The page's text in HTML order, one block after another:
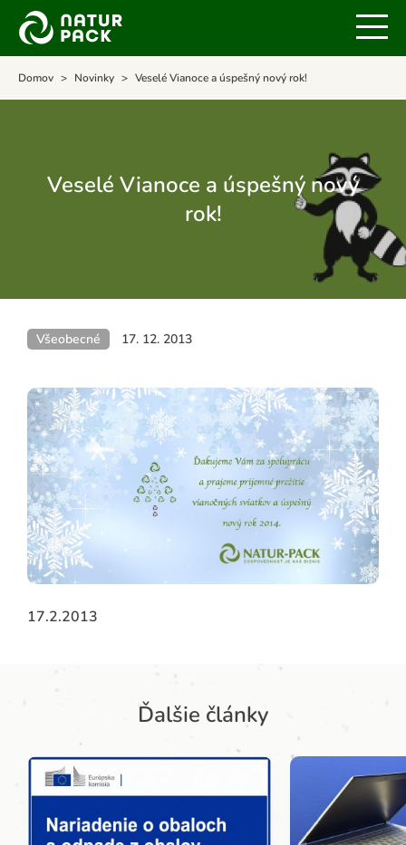
Domov Novinky Veselé Vianoce a úspešný nový rok!
Veselé Vianoce a úspešný nový
rok!
Všeobecné 17. 12. 2013
17.2.2013
Ďalšie články